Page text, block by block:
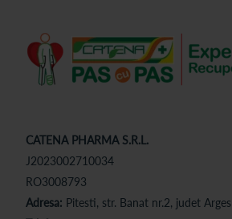
CATENA PHARMA S.R.L.
J2023002710034
RO3008793
Adresa: Pitesti, str. Banat nr.2, judet Arges